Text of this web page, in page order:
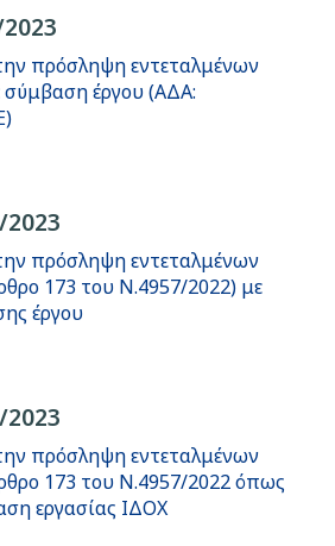
πρόσληψη εντεταλμένων
έργου (ΑΔΑ:
πρόσληψη εντεταλμένων
173 του Ν.4957/2022) με
έργου
πρόσληψη εντεταλμένων
173 του Ν.4957/2022 όπως
εργασίας ΙΔΟΧ